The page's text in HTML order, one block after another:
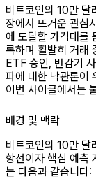
비트코인의 10만
장에서 뜨거운 관심
에 도달할 가격대를
록하며 활발히 거래
ETF 승인, 반감기
파에 대한 낙관론이
이번 사이클에서는
배경 및 맥락
비트코인의 10만 달
항선이자 핵심 예측
는 다음과 같습니다: